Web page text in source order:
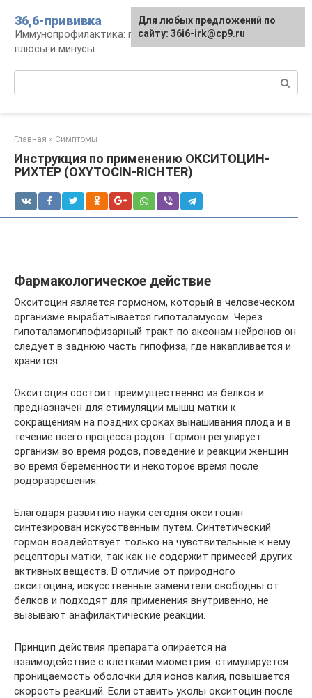
контенту
36,6-прививка
Иммунопрофилактика: график, препараты,
плюсы и минусы
Главная » Симптомы
Инструкция по применению ОКСИТОЦИН-
РИХТЕР (OXYTOCIN-RICHTER)
Фармакологическое действие
Окситоцин является гормоном, который в человеческом
организме вырабатывается гипоталамусом. Через
гипоталамогипофизарный тракт по аксонам нейронов он
следует в заднюю часть гипофиза, где накапливается и
хранится.
Окситоцин состоит преимущественно из белков и
предназначен для стимуляции мышц матки к
сокращениям на поздних сроках вынашивания плода и в
течение всего процесса родов. Гормон регулирует
организм во время родов, поведение и реакции женщин
во время беременности и некоторое время после
родоразрешения.
Благодаря развитию науки сегодня окситоцин
синтезирован искусственным путем. Синтетический
гормон воздействует только на чувствительные к нему
рецепторы матки, так как не содержит примесей других
активных веществ. В отличие от природного
окситоцина, искусственные заменители свободны от
белков и подходят для применения внутривенно, не
вызывают анафилактические реакции.
Принцип действия препарата опирается на
взаимодействие с клетками миометрия: стимулируется
проницаемость оболочки для ионов калия, повышается
скорость реакций. Если ставить уколы окситоцин после
Для любых предложений по
сайту: 36i6-irk@cp9.ru